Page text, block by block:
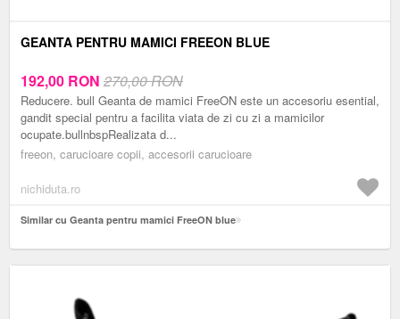
GEANTA PENTRU MAMICI FREEON BLUE
192,00 RON 270,00 RON
Reducere. bull Geanta de mamici FreeON este un accesoriu esential,
gandit special pentru a facilita viata de zi cu zi a mamicilor
ocupate.bullnbspRealizata d...
freeon, carucioare copii, accesorii carucioare
nichiduta.ro
Similar cu Geanta pentru mamici FreeON blue